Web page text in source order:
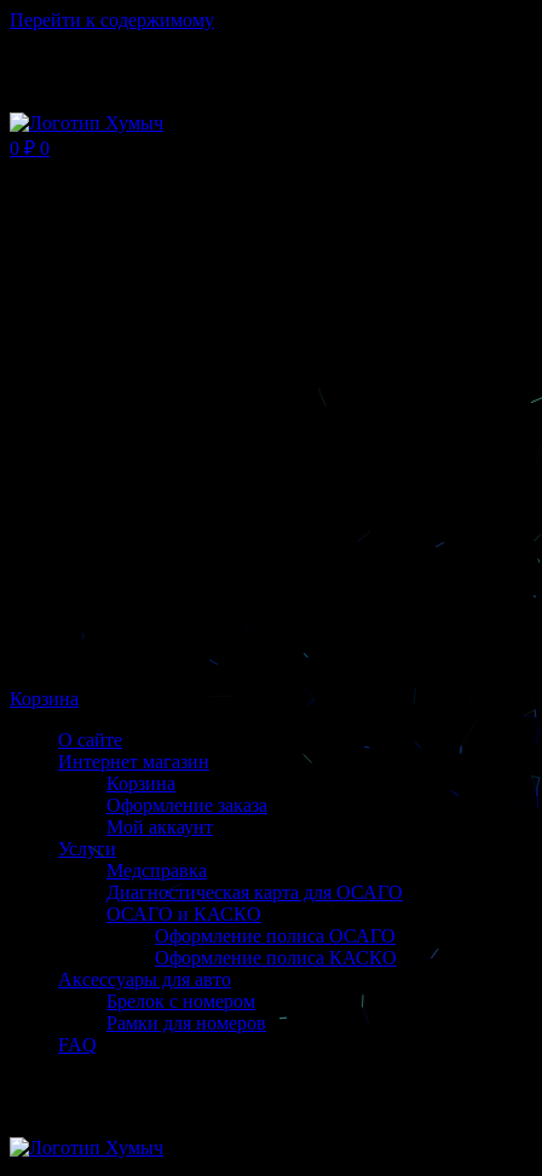
Перейти к содержимому
0 ₽ 0
Корзина
О сайте
Интернет магазин
Корзина
Оформление заказа
Мой аккаунт
Услуги
Медсправка
Диагностическая карта для ОСАГО
ОСАГО и КАСКО
Оформление полиса ОСАГО
Оформление полиса КАСКО
Аксессуары для авто
Брелок с номером
Рамки для номеров
FAQ